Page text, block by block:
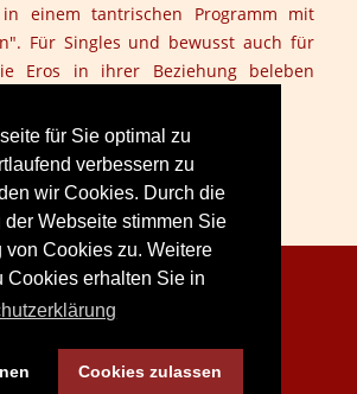
für Sie optimal zu
verbessern zu
wir Cookies. Durch die
Webseite stimmen Sie
von Cookies zu. Weitere
Cookies erhalten Sie in
Cookies zulassen
einem tantrischen Programm mit
Für Singles und bewusst auch für
Eros in ihrer Beziehung beleben
Datenschutz